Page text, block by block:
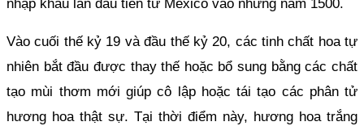
nhập khẩu lần đầu tiên từ Mexico vào những năm 1500.
Vào cuối thế kỷ 19 và đầu thế kỷ 20, các tinh chất hoa tự
nhiên bắt đầu được thay thế hoặc bổ sung bằng các chất
tạo mùi thơm mới giúp cô lập hoặc tái tạo các phân tử
hương hoa thật sự. Tại thời điểm này, hương hoa trắng